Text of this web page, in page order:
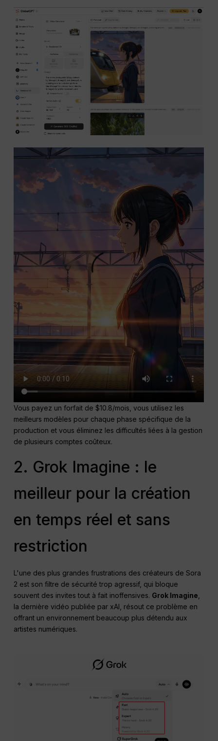
Vous payez un forfait de $10.8/mois, vous utilisez les
meilleurs modèles pour chaque phase spécifique de la
production et vous éliminez les difficultés liées à la gestion
de plusieurs comptes coûteux.
2. Grok Imagine : le
meilleur pour la création
en temps réel et sans
restriction
L'une des plus grandes frustrations des créateurs de Sora
2 est son filtre de sécurité trop agressif, qui bloque
souvent des invites tout à fait inoffensives. Grok Imagine
la dernière vidéo publiée par xAI, résout ce problème en
offrant un environnement beaucoup plus détendu aux
artistes numériques.